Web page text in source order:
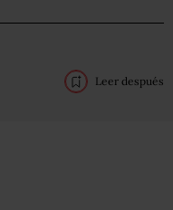
Leer después